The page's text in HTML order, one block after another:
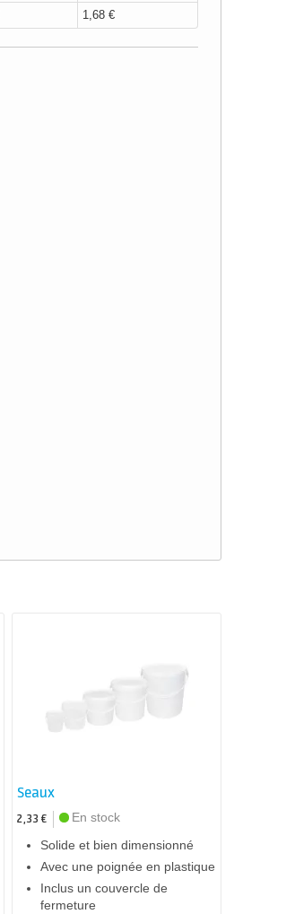
1,68 €
Seaux
2,33 €
En stock
Solide et bien dimensionné
Avec une poignée en plastique
Inclus un couvercle de
fermeture